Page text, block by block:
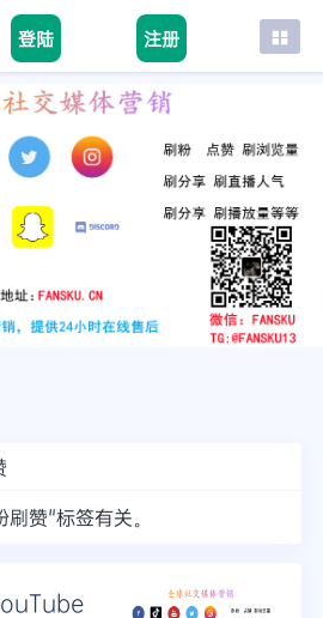
登陆 注册
首页
tiktok
youtube
instagram
赞"标签有关。